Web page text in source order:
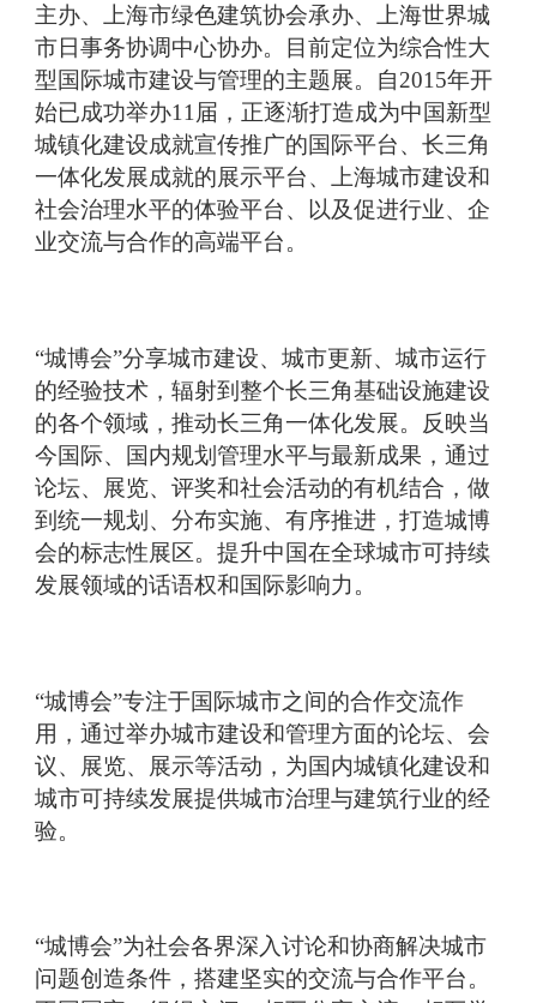
主办、上海市绿色建筑协会承办、上海世界城
市日事务协调中心协办。目前定位为综合性大
型国际城市建设与管理的主题展。自2015年开
始已成功举办11届，正逐渐打造成为中国新型
城镇化建设成就宣传推广的国际平台、长三角
一体化发展成就的展示平台、上海城市建设和
社会治理水平的体验平台、以及促进行业、企
业交流与合作的高端平台。
“城博会”分享城市建设、城市更新、城市运行
的经验技术，辐射到整个长三角基础设施建设
的各个领域，推动长三角一体化发展。反映当
今国际、国内规划管理水平与最新成果，通过
论坛、展览、评奖和社会活动的有机结合，做
到统一规划、分布实施、有序推进，打造城博
会的标志性展区。提升中国在全球城市可持续
发展领域的话语权和国际影响力。
“城博会”专注于国际城市之间的合作交流作
用，通过举办城市建设和管理方面的论坛、会
议、展览、展示等活动，为国内城镇化建设和
城市可持续发展提供城市治理与建筑行业的经
验。
“城博会”为社会各界深入讨论和协商解决城市
问题创造条件，搭建坚实的交流与合作平台。